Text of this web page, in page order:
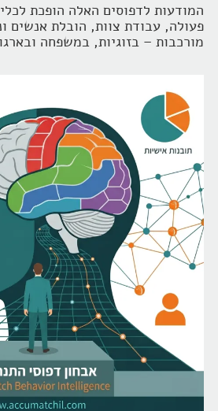
המודעות לדפוסים האלה הופכת
פעולה, עבודת צוות, הובלת אנשים
מורכבות – בזוגיות, במשפחה